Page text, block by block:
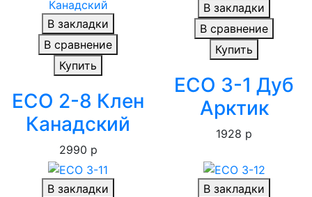
В закладки
В сравнение
Купить
ECO 2-8 Клен
Канадский
2990 р
В закладки
В сравнение
Купить
ECO 3-1 Дуб
Арктик
1928 р
В закладки
В закладки